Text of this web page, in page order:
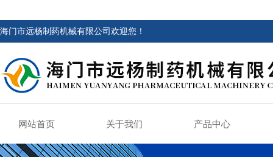
海门市远杨制药机械有限公司欢迎您！
网站首页 关于我们 产品中心